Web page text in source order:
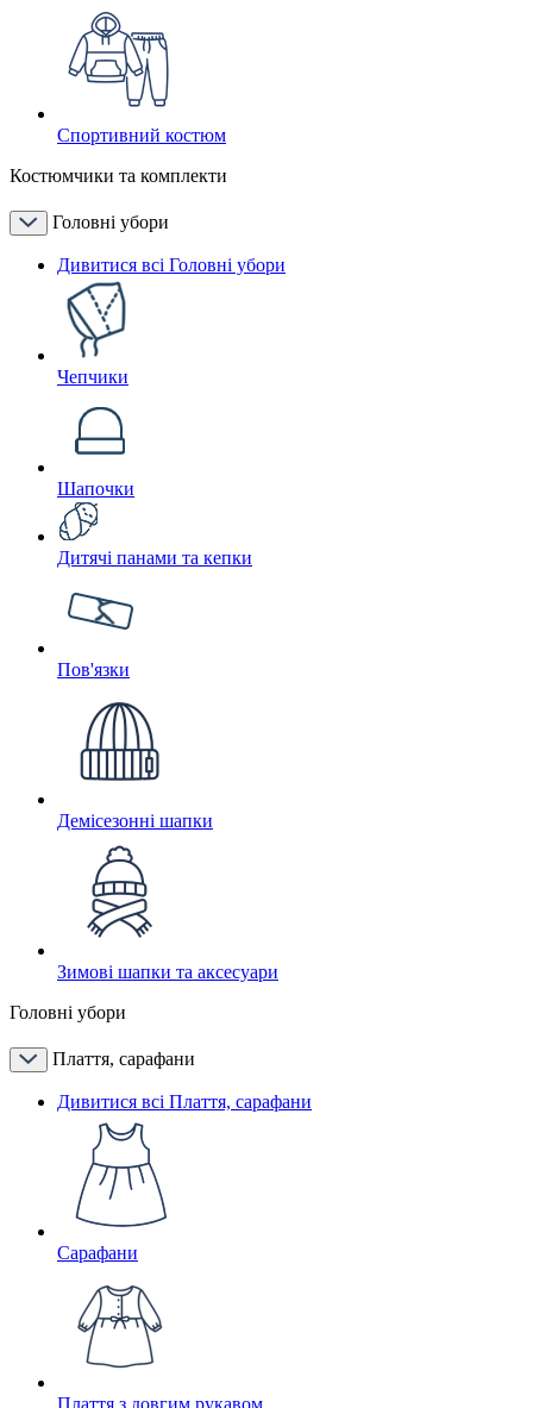
Спортивний костюм
Костюмчики та комплекти
Головні убори
Дивитися всі Головні убори
Чепчики
Шапочки
Дитячі панами та кепки
Пов'язки
Демісезонні шапки
Зимові шапки та аксесуари
Головні убори
Плаття, сарафани
Дивитися всі Плаття, сарафани
Сарафани
Плаття з довгим рукавом